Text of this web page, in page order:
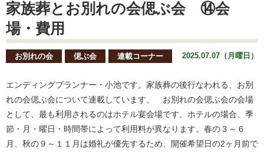
家族葬とお別れの会偲ぶ会 ⑭会
場・費用
お別れの会 偲ぶ会 連載コーナー 2025.07.07（月曜日）
エンディングプランナー・小池です。家族葬の後行なわれる、お別
れの会偲ぶ会について連載しています。 お別れの会偲ぶ会の会場
として、最も利用されるのはホテル宴会場です。ホテルの場合、季
節・月・曜日・時間帯によって利用料が異なります。春の３～６
月、秋の９～１１月は婚礼が優先するため、開催希望日の2ヶ月前で